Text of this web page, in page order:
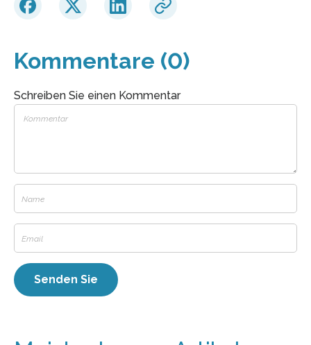
Kommentare (0)
Schreiben Sie einen Kommentar